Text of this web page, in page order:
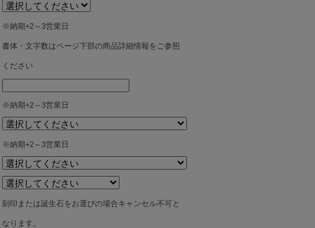
※納期+2～3営業日
書体・文字数はページ下部の商品詳細情報をご参照
ください
※納期+2～3営業日
※納期+2～3営業日
刻印または誕生石をお選びの場合キャンセル不可と
なります。